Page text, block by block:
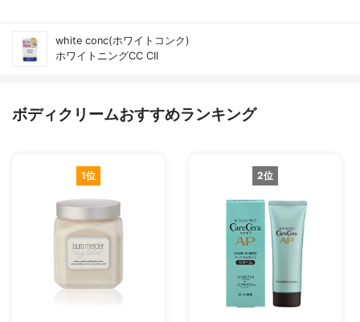
white conc(ホワイトコンク)
ホワイトニングCC CII
ボディクリームおすすめランキング
1位 2位